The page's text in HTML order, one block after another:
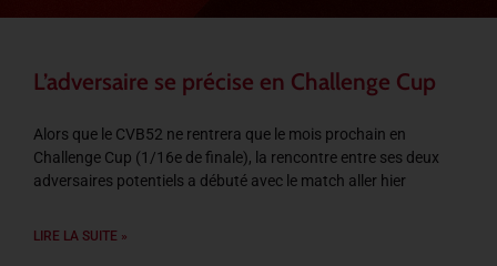
L’adversaire se précise en Challenge Cup
Alors que le CVB52 ne rentrera que le mois prochain en
Challenge Cup (1/16e de finale), la rencontre entre ses deux
adversaires potentiels a débuté avec le match aller hier
LIRE LA SUITE »